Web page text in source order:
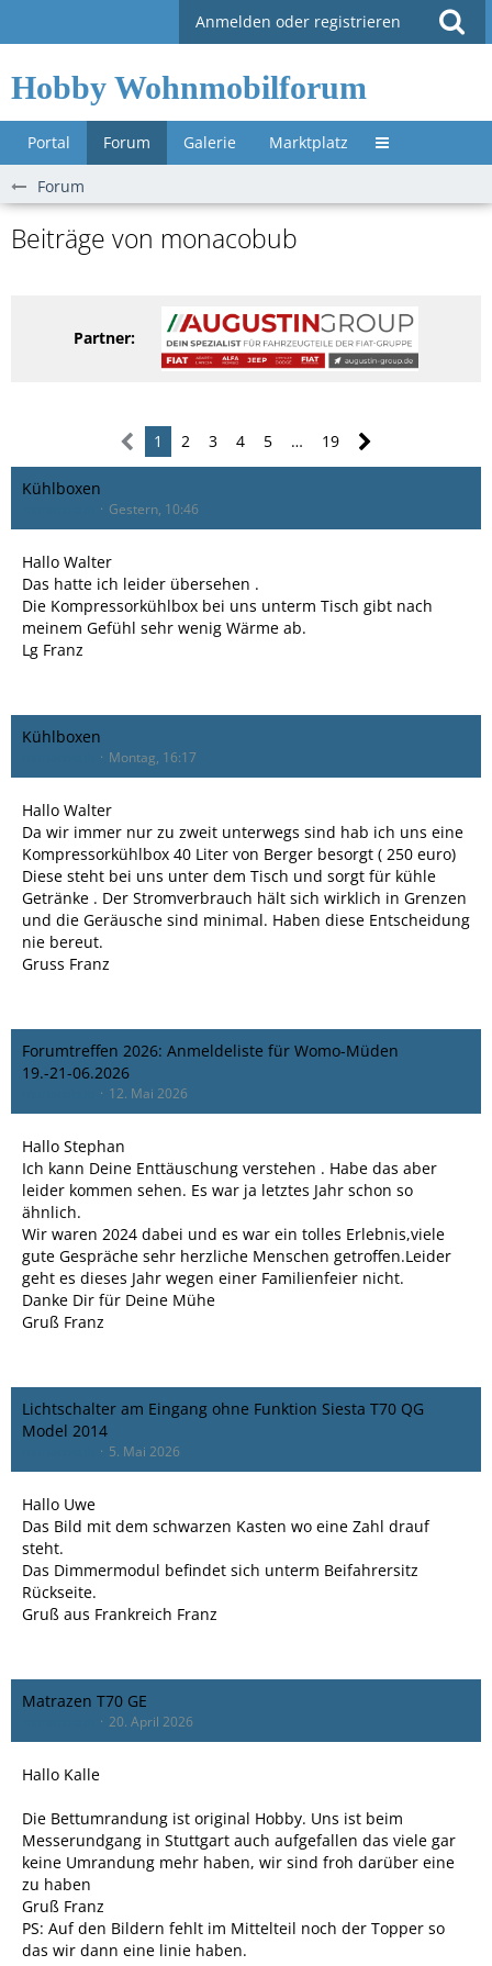
Anmelden oder registrieren
Hobby Wohnmobilforum
Portal Forum Galerie Marktplatz Untermenü »
Forum
Beiträge von monacobub
Partner:
1 2 3 4 5 … 19
Kühlboxen
Gestern, 10:46
Hallo Walter
Das hatte ich leider übersehen .
Die Kompressorkühlbox bei uns unterm Tisch gibt nach
meinem Gefühl sehr wenig Wärme ab.
Lg Franz
Kühlboxen
Montag, 16:17
Hallo Walter
Da wir immer nur zu zweit unterwegs sind hab ich uns eine
Kompressorkühlbox 40 Liter von Berger besorgt ( 250 euro)
Diese steht bei uns unter dem Tisch und sorgt für kühle
Getränke . Der Stromverbrauch hält sich wirklich in Grenzen
und die Geräusche sind minimal. Haben diese Entscheidung
nie bereut.
Gruss Franz
Forumtreffen 2026: Anmeldeliste für Womo-Müden
19.-21-06.2026
12. Mai 2026
Hallo Stephan
Ich kann Deine Enttäuschung verstehen . Habe das aber
leider kommen sehen. Es war ja letztes Jahr schon so
ähnlich.
Wir waren 2024 dabei und es war ein tolles Erlebnis,viele
gute Gespräche sehr herzliche Menschen getroffen.Leider
geht es dieses Jahr wegen einer Familienfeier nicht.
Danke Dir für Deine Mühe
Gruß Franz
Lichtschalter am Eingang ohne Funktion Siesta T70 QG
Model 2014
5. Mai 2026
Hallo Uwe
Das Bild mit dem schwarzen Kasten wo eine Zahl drauf
steht.
Das Dimmermodul befindet sich unterm Beifahrersitz
Rückseite.
Gruß aus Frankreich Franz
Matrazen T70 GE
20. April 2026
Hallo Kalle
Die Bettumrandung ist original Hobby. Uns ist beim
Messerundgang in Stuttgart auch aufgefallen das viele gar
keine Umrandung mehr haben, wir sind froh darüber eine
zu haben
Gruß Franz
PS: Auf den Bildern fehlt im Mittelteil noch der Topper so
das wir dann eine linie haben.